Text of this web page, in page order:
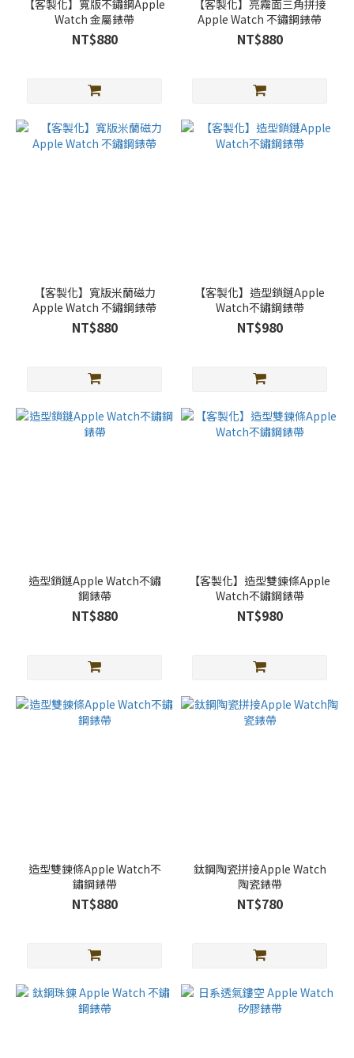
【客製化】寬版不鏽鋼Apple
Watch 金屬錶帶
NT$880
【客製化】亮霧面三角拼接
Apple Watch 不鏽鋼錶帶
NT$880
【客製化】寬版米蘭磁力
Apple Watch 不鏽鋼錶帶
NT$880
【客製化】造型鎖鏈Apple
Watch不鏽鋼錶帶
NT$980
造型鎖鏈Apple Watch不鏽
鋼錶帶
NT$880
【客製化】造型雙鍊條Apple
Watch不鏽鋼錶帶
NT$980
造型雙鍊條Apple Watch不
鏽鋼錶帶
NT$880
鈦鋼陶瓷拼接Apple Watch
陶瓷錶帶
NT$780